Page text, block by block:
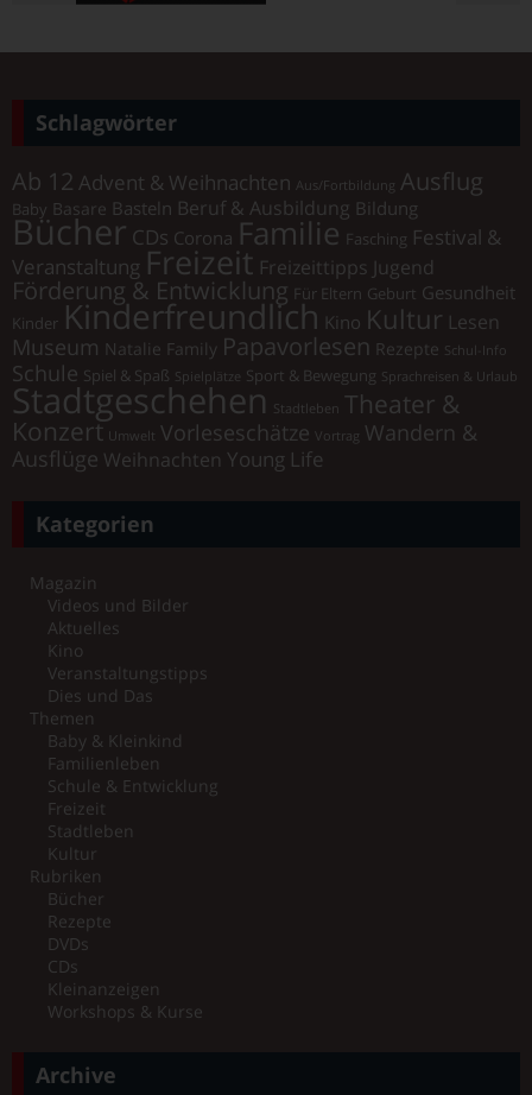
Schlagwörter
Ab 12 Advent & Weihnachten Aus/Fortbildung Ausflug
Baby Basare Basteln Beruf & Ausbildung Bildung
Bücher CDs Corona Familie Fasching Festival &
Veranstaltung Freizeit Freizeittipps Jugend
Förderung & Entwicklung Für Eltern Geburt Gesundheit
Kinder Kinderfreundlich Kino Kultur Lesen
Museum Natalie Family Papavorlesen Rezepte Schul-Info
Schule Spiel & Spaß Spielplätze Sport & Bewegung Sprachreisen & Urlaub
Stadtgeschehen Stadtleben Theater &
Konzert Umwelt Vorleseschätze Vortrag Wandern &
Ausflüge Weihnachten Young Life
Kategorien
Magazin
Videos und Bilder
Aktuelles
Kino
Veranstaltungstipps
Dies und Das
Themen
Baby & Kleinkind
Familienleben
Schule & Entwicklung
Freizeit
Stadtleben
Kultur
Rubriken
Bücher
Rezepte
DVDs
CDs
Kleinanzeigen
Workshops & Kurse
Archive